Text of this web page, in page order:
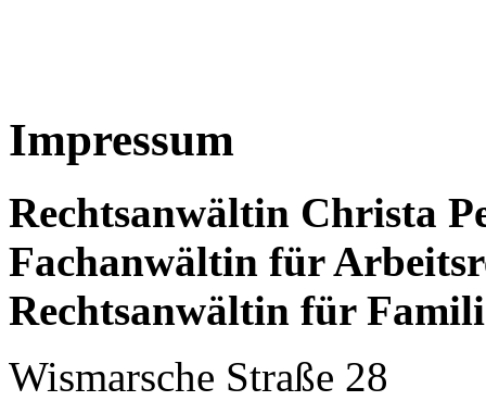
Impressum
Rechtsanwältin Christa
Fachanwältin für
Rechtsanwältin für
Wismarsche Straße 28